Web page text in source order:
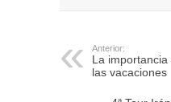
Anterior:
La
las vacaciones